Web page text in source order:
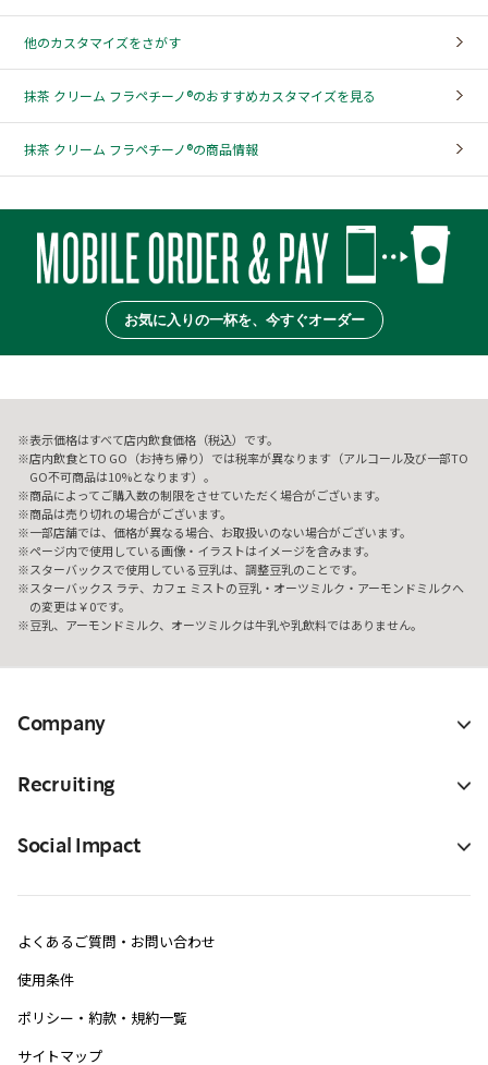
他のカスタマイズをさがす
抹茶 クリーム フラペチーノ®のおすすめカスタマイズを見る
抹茶 クリーム フラペチーノ®の商品情報
お気に入りの一杯を、今すぐオーダー
表示価格はすべて店内飲食価格（税込）です。
店内飲食とTO GO（お持ち帰り）では税率が異なります（アルコール及び一部TO
GO不可商品は10%となります）。
商品によってご購入数の制限をさせていただく場合がございます。
商品は売り切れの場合がございます。
一部店舗では、価格が異なる場合、お取扱いのない場合がございます。
ページ内で使用している画像・イラストはイメージを含みます。
スターバックスで使用している豆乳は、調整豆乳のことです。
スターバックス ラテ、カフェ ミストの豆乳・オーツミルク・アーモンドミルクへ
の変更は￥0です。
豆乳、アーモンドミルク、オーツミルクは牛乳や乳飲料ではありません。
Company
Recruiting
Social Impact
よくあるご質問・お問い合わせ
使用条件
ポリシー・約款・規約一覧
サイトマップ